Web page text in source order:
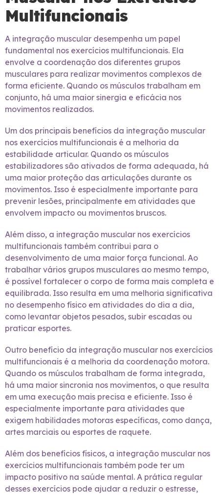
Multifuncionais
A integração muscular desempenha um papel
fundamental nos exercícios multifuncionais. Ela
envolve a coordenação dos diferentes grupos
musculares para realizar movimentos complexos de
forma eficiente. Quando os músculos trabalham em
conjunto, há uma maior sinergia e eficácia nos
movimentos realizados.
Um dos principais benefícios da integração muscular
nos exercícios multifuncionais é a melhoria da
estabilidade articular. Quando os músculos
estabilizadores são ativados de forma adequada, há
uma maior proteção das articulações durante os
movimentos. Isso é especialmente importante para
prevenir lesões, principalmente em atividades que
envolvem impacto ou movimentos bruscos.
Além disso, a integração muscular nos exercícios
multifuncionais também contribui para o
desenvolvimento de uma maior força funcional. Ao
trabalhar vários grupos musculares ao mesmo tempo,
é possível fortalecer o corpo de forma mais completa e
equilibrada. Isso resulta em uma melhoria significativa
no desempenho físico em atividades do dia a dia,
como levantar objetos pesados, subir escadas ou
praticar esportes.
Outro benefício da integração muscular nos exercícios
multifuncionais é a melhoria da coordenação motora.
Quando os músculos trabalham de forma integrada,
há uma maior sincronia nos movimentos, o que resulta
em uma execução mais precisa e eficiente. Isso é
especialmente importante para atividades que
exigem habilidades motoras específicas, como dança,
artes marciais ou esportes de raquete.
Além dos benefícios físicos, a integração muscular nos
exercícios multifuncionais também pode ter um
impacto positivo na saúde mental. A prática regular
desses exercícios pode ajudar a reduzir o estresse,